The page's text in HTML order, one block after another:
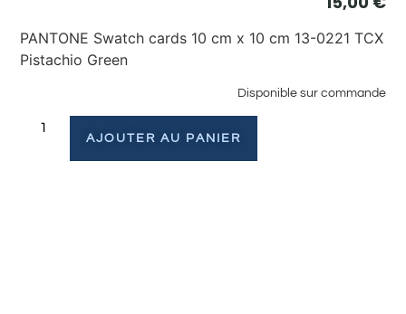
PANTONE Swatch cards 10 cm x 10 cm 13-0221 TCX
Pistachio Green
Disponible sur commande
AJOUTER AU PANIER